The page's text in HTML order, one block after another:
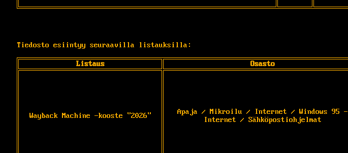
Tiedosto esiintyy seuraavilla listauksilla:
Listaus Osasto
Wayback Machine -kooste "2026"
Apaja / Mikroilu / Internet / Windows 95 -
Internet / Sähköpostiohjelmat